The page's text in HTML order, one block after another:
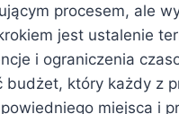
procesem, ale
jest ustalenie
i ograniczenia
który każdy z
miejsca i